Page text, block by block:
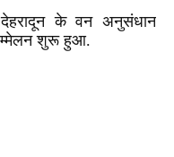
देहरादून के वन अनुसंधान
शुरू हुआ.